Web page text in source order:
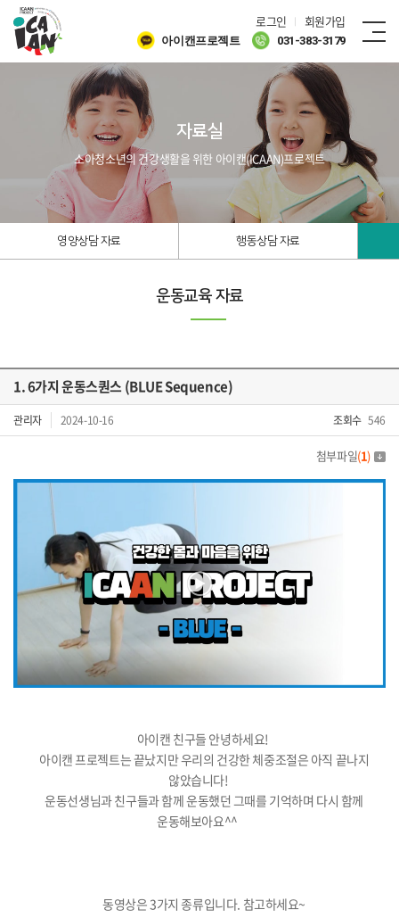
로그인 회원가입
아이캔프로젝트 031-383-3179
자료실
소아청소년의 건강생활을 위한 아이캔(ICAAN)프로젝트
영양상담 자료 행동상담 자료
운동교육 자료
1. 6가지 운동스퀀스 (BLUE Sequence)
관리자 2024-10-16 조회수 546
첨부파일(1)
아이캔 친구들 안녕하세요!
아이캔 프로젝트는 끝났지만 우리의 건강한 체중조절은 아직 끝나지
않았습니다!
운동선생님과 친구들과 함께 운동했던 그때를 기억하며 다시 함께
운동해보아요^^
동영상은 3가지 종류입니다. 참고하세요~